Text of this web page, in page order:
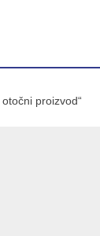
proizvod“